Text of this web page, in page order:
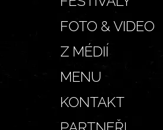
FOTO & VIDEO
Z MÉDIÍ
MENU
KONTAKT